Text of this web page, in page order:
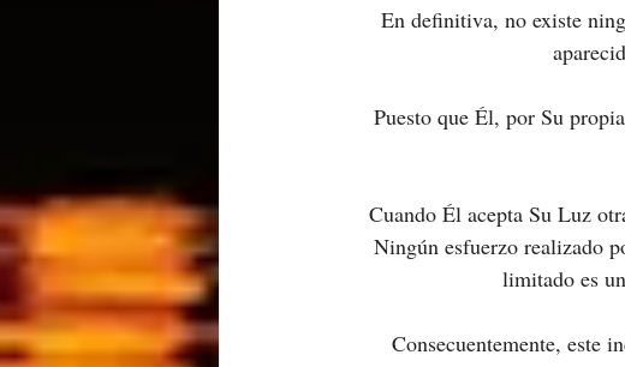
En definitiva, no existe
Puesto que Él, por Su
Cuando Él acepta Su Luz
Ningún esfuerzo realizado
limitado es
Consecuentemente, este